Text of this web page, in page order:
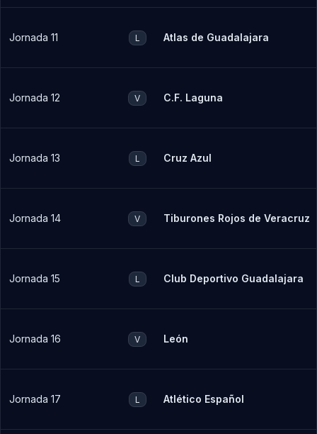
Jornada 11 L Atlas de Guadalajara
Jornada 12 V C.F. Laguna
Jornada 13 L Cruz Azul
Jornada 14 V Tiburones Rojos de Veracruz
Jornada 15 L Club Deportivo Guadalajara
Jornada 16 V León
Jornada 17 L Atlético Español